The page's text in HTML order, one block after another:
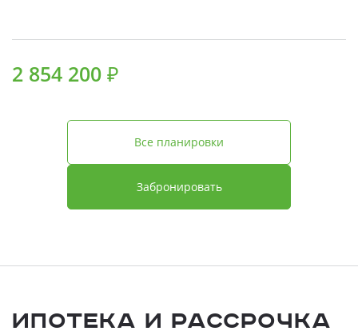
2 854 200 ₽
Забронировать
Все планировки
Ипотека и Рассрочка